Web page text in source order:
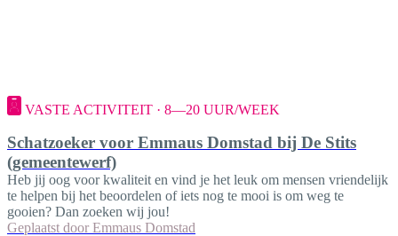
VASTE ACTIVITEIT · 8—20 UUR/WEEK
Schatzoeker voor Emmaus Domstad bij De Stits
(gemeentewerf)
Heb jij oog voor kwaliteit en vind je het leuk om mensen vriendelijk
te helpen bij het beoordelen of iets nog te mooi is om weg te
gooien? Dan zoeken wij jou!
Geplaatst door Emmaus Domstad